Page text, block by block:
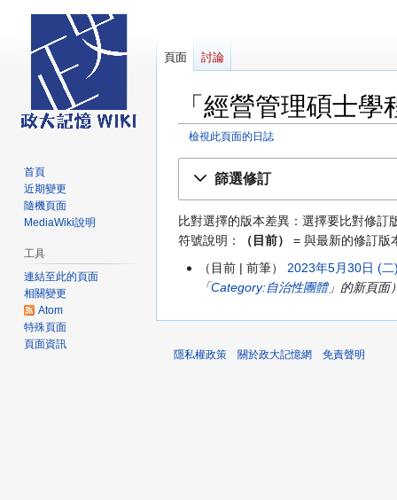
「經營管理碩士
檢視此頁面的日誌
覽
尋
篩選修訂
比對選擇的版本差異：選擇要比對修
符號說明：
（目前） = 與最新的修訂版
2023
30
目前 前筆
2023年5月30日 (
「Category:自治性團體」的新頁面
頁面 討論
首頁
近期變更
隨機頁面
MediaWiki說明
工具
連結至此的頁面
相關變更
Atom
特殊頁面
頁面資訊
隱私權政策
關於政大記憶網 免責聲明